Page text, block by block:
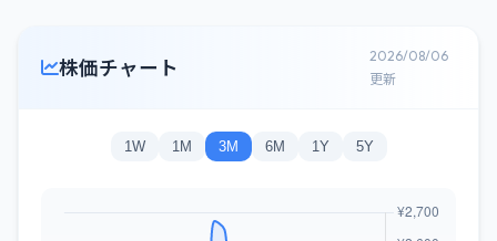
株価チャート
2026/08/06
更新
1W 1M 3M 6M 1Y 5Y